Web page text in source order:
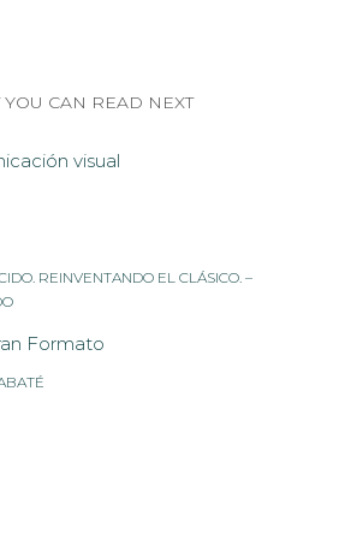
YOU CAN READ NEXT
REINVENTANDO EL CLÁSICO. –